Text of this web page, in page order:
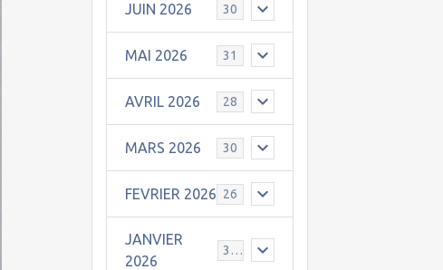
JUIN 2026 30
MAI 2026 31
AVRIL 2026 28
MARS 2026 30
FEVRIER 2026 26
JANVIER
2026
31